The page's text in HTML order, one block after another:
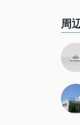
周